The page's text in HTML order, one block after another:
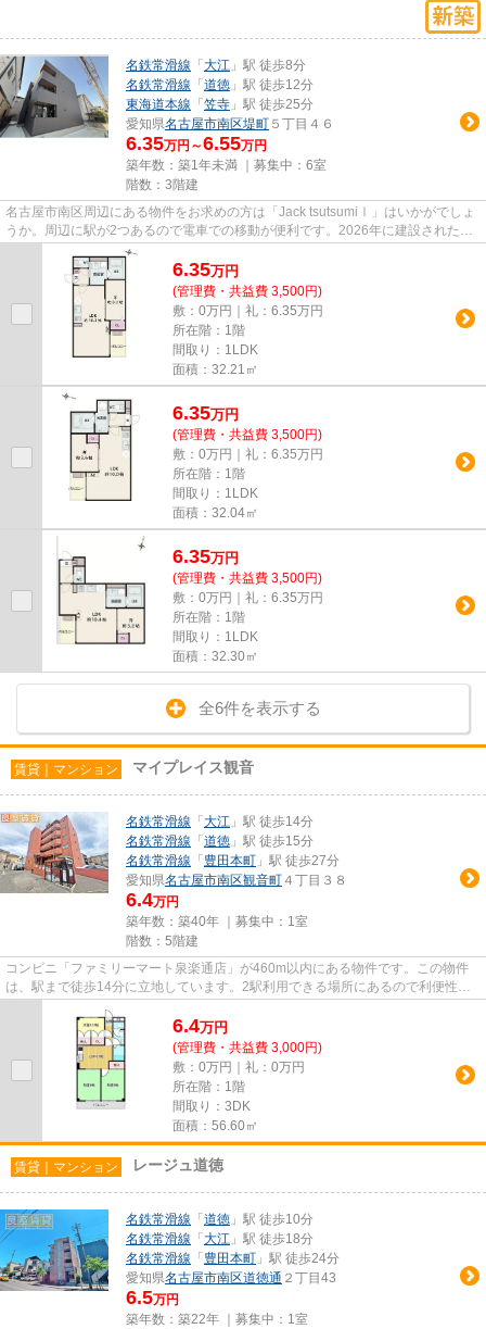
名鉄常滑線 「 大江 」駅 徒歩8分
名鉄常滑線 「 道徳 」駅 徒歩12分
東海道本線 「 笠寺 」駅 徒歩25分
愛知県名古屋市南区堤町 ５丁目４６
6.35万円～6.55万円
築年数：築1年未満 ｜募集中： 6室
階数：3階建
名古屋市南区周辺にある物件をお求めの方は「Jack tsutsumiⅠ」はいかがでしょ
うか。周辺に駅が2つあるので電車での移動が便利です。2026年に建設された物
件です。駅から徒歩8分にある...
6.35万円
(管理費・共益費 3,500円)
敷：0万円｜礼：6.35万円
所在階：1階
間取り：1LDK
面積：32.21㎡
6.35万円
(管理費・共益費 3,500円)
敷：0万円｜礼：6.35万円
所在階：1階
間取り：1LDK
面積：32.04㎡
6.35万円
(管理費・共益費 3,500円)
敷：0万円｜礼：6.35万円
所在階：1階
間取り：1LDK
面積：32.30㎡
全6件を表示する
賃貸｜マンション マイプレイス観音
名鉄常滑線 「 大江 」駅 徒歩14分
名鉄常滑線 「 道徳 」駅 徒歩15分
名鉄常滑線 「 豊田本町 」駅 徒歩27分
愛知県名古屋市南区観音町 ４丁目３８
6.4万円
築年数：築40年 ｜募集中： 1室
階数：5階建
コンビニ「ファミリーマート泉楽通店」が460m以内にある物件です。この物件
は、駅まで徒歩14分に立地しています。2駅利用できる場所にあるので利便性が
6.4万円
(管理費・共益費 3,000円)
敷：0万円｜礼：0万円
所在階：1階
間取り：3DK
面積：56.60㎡
賃貸｜マンション レージュ道徳
名鉄常滑線 「 道徳 」駅 徒歩10分
名鉄常滑線 「 大江 」駅 徒歩18分
名鉄常滑線 「 豊田本町 」駅 徒歩24分
愛知県名古屋市南区道徳通 ２丁目43
6.5万円
築年数：築22年 ｜募集中： 1室